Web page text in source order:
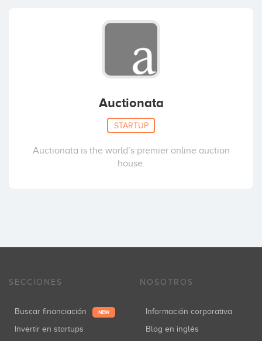
Auctionata
STARTUP
Auctionata is the world’s premier online auction
house.
SECCIONES
Buscar financiación NEW
Invertir en startups
NOSOTROS
Información corporativa
Blog en inglés